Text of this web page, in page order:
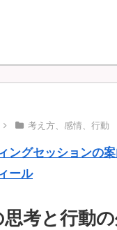
考え方、感情、行動
ングセッションの
ール
思考と行動